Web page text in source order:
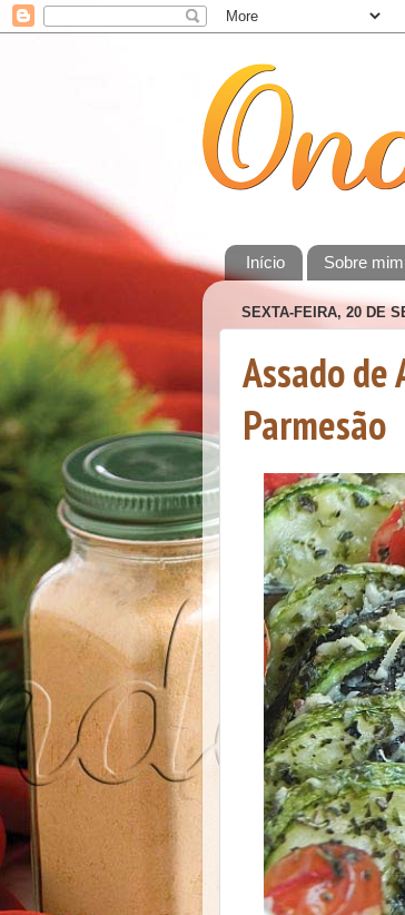
Início Sobre mim
SEXTA-FEIRA, 20 DE
Assado de
Parmesão